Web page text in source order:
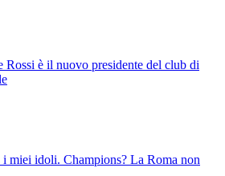
Rossi è il nuovo presidente del club di
miei idoli. Champions? La Roma non